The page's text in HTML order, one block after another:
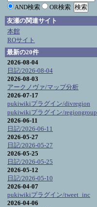
AND検索
OR検索
友瀬の関連サイト
本館
ROサイト
最新の20件
2026-08-04
日記/2026-08-04
2026-08-03
アークノヴァ/マップ分析
2026-07-17
pukiwikiプラグイン/divregion
pukiwikiプラグイン/regiongroup
2026-06-11
日記/2026-06-11
2026-05-27
日記/2026-05-27
2026-05-25
日記/2026-05-25
2026-05-12
日記/2026-05-10
2026-04-07
pukiwikiプラグイン/tweet_inc
2026-04-06